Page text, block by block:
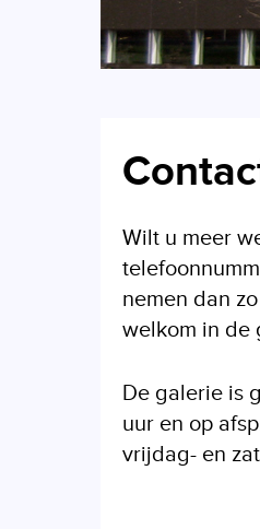
Wilt u meer
nemen dan
welkom in de
De galerie is
uur en op
vrijdag- en